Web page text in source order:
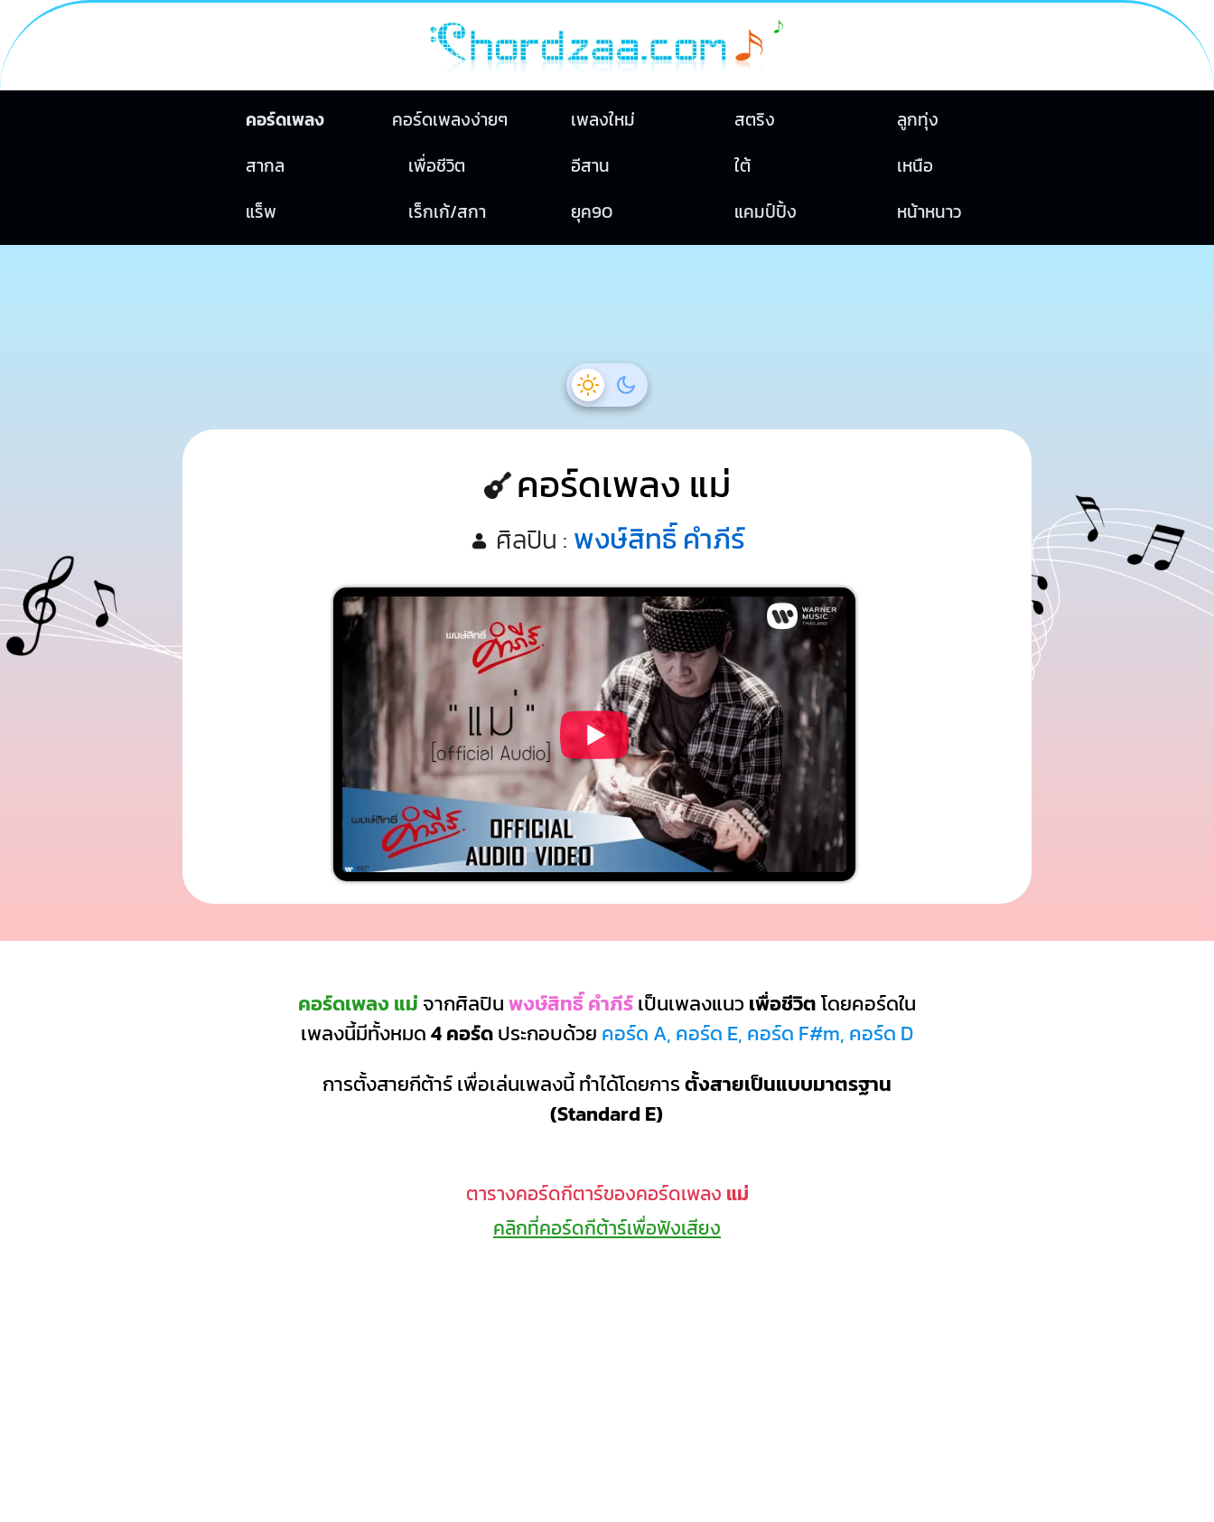
คอร์ดเพลง คอร์ดเพลงง่ายๆ เพลงใหม่ สตริง
ลูกทุ่ง
สากล
เพื่อชีวิต อีสาน ใต้
เหนือ
แร็พ
เร็กเก้/สกา ยุค90 แคมป์ปิ้ง หน้าหนาว
คอร์ดเพลง แม่
ศิลปิน : พงษ์สิทธิ์ คำภีร์
คอร์ดเพลง แม่ จากศิลปินพงษ์สิทธิ์ คำภีร์เป็นเพลงแนว เพื่อชีวิตโดยคอร์ดใน
เพลงนี้มีทั้งหมด4 คอร์ดประกอบด้วย คอร์ด A, คอร์ด E, คอร์ด F#m, คอร์ด D
การตั้งสายกีต้าร์ เพื่อเล่นเพลงนี้ ทำได้โดยการตั้งสายเป็นแบบมาตรฐาน
(Standard E)
ตารางคอร์ดกีตาร์ของคอร์ดเพลง แม่
คลิกที่คอร์ดกีต้าร์เพื่อฟังเสียง